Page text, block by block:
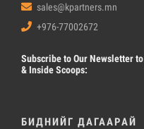
sales@kpartners.mn
+976-77002672
Subscribeto Our Newsletter
& Inside Scoops:
БИДНИЙГ ДАГААРАЙ